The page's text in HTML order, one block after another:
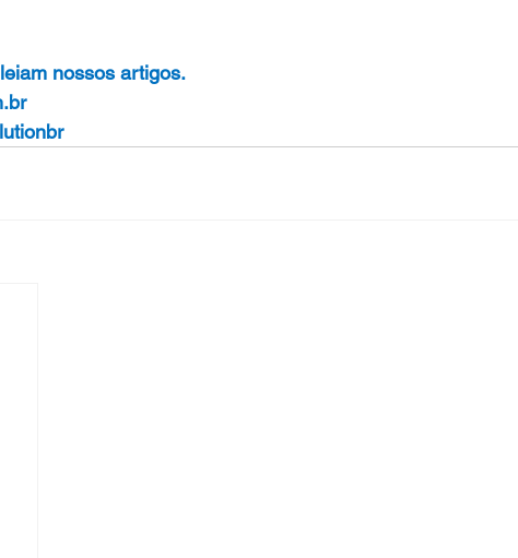
nossos artigos.